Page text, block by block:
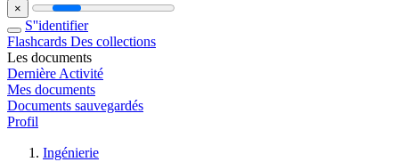
×
S''identifier
Flashcards Des collections
Les documents
Dernière Activité
Mes documents
Documents sauvegardés
Profil
Ingénierie